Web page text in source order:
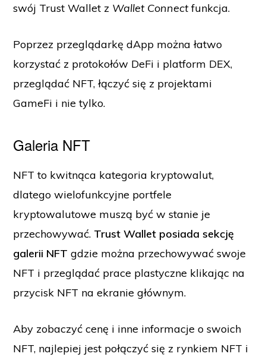
swój Trust Wallet z Wallet Connectfunkcja.
Poprzez przeglądarkę dApp można łatwo
korzystać z protokołów DeFi i platform DEX,
przeglądać NFT, łączyć się z projektami
GameFi i nie tylko.
Galeria NFT
NFT to kwitnąca kategoria kryptowalut,
dlatego wielofunkcyjne portfele
kryptowalutowe muszą być w stanie je
przechowywać. Trust Wallet posiada sekcję
galerii NFT gdzie można przechowywać swoje
NFT i przeglądać prace plastyczne klikając na
przycisk NFT na ekranie głównym.
Aby zobaczyć cenę i inne informacje o swoich
NFT, najlepiej jest połączyć się z rynkiem NFT i